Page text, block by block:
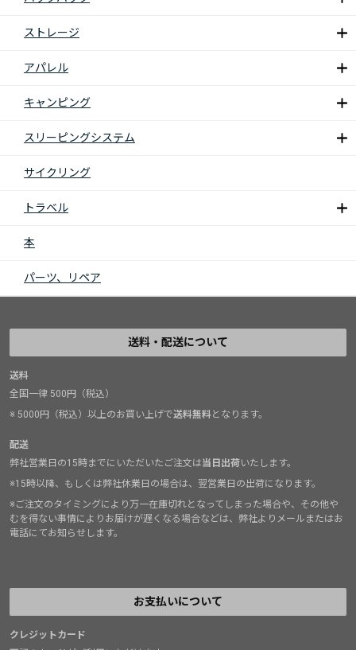
ストレージ
アパレル
キャンピング
スリーピングシステム
サイクリング
トラベル
本
パーツ、リペア
送料・配送について
送料
全国一律 500円（税込）
※ 5000円（税込）以上のお買い上げで送料無料となります。
配送
弊社営業日の15時までにいただいたご注文は当日出荷いたします。
※15時以降、もしくは弊社休業日の場合は、翌営業日の出荷になります。
※ご注文のタイミングにより万一在庫切れとなってしまった場合や、その他や
むを得ない事情によりお届けが遅くなる場合などは、弊社よりメールまたはお
電話にてお知らせします。
お支払いについて
クレジットカード